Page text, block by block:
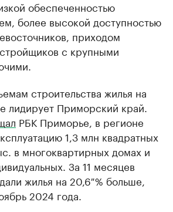
обеспеченностью
более высокой доступностью
приходом
с крупными
строительства жилья на
лидирует Приморский край.
РБК Приморье, в регионе
1,3 млн квадратных
в многоквартирных домах и
За 11 месяцев
жилья на 20,6 % больше,
2024 года.